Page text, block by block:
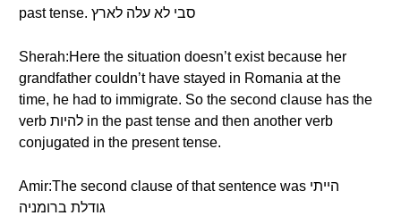
past tense. סבי לא עלה לארץ
Sherah:Here the situation doesn’t exist because her
grandfather couldn’t have stayed in Romania at the
time, he had to immigrate. So the second clause has the
verb להיות in the past tense and then another verb
conjugated in the present tense.
Amir:The second clause of that sentence was הייתי
גודלת ברומניה